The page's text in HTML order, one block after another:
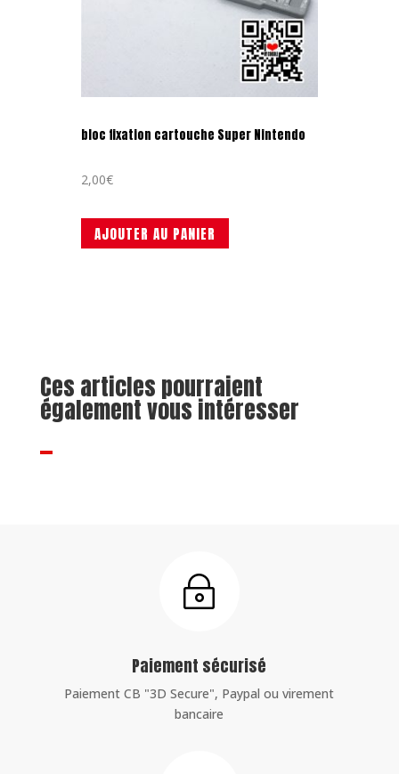
bloc fixation cartouche Super Nintendo
2,00€
AJOUTER AU PANIER
Ces articles pourraient
également vous intéresser
~
Paiement sécurisé
Paiement CB "3D Secure", Paypal ou virement
bancaire